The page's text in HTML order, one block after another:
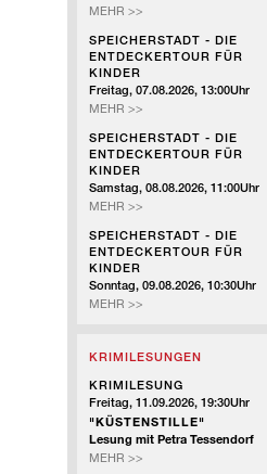
MEHR >>SPEICHERSTADT
DIE
ENTDECKERTOUR
FÜR
SPEICHERSTADT - DIE
ENTDECKERTOUR FÜR
KINDER
Freitag, 07.08.2026, 13:00Uhr
MEHR >>SPEICHERSTADT
DIE
ENTDECKERTOUR
FÜR
SPEICHERSTADT - DIE
ENTDECKERTOUR FÜR
KINDER
Samstag, 08.08.2026, 11:00Uhr
MEHR >>SPEICHERSTADT
DIE
ENTDECKERTOUR
FÜR
SPEICHERSTADT - DIE
ENTDECKERTOUR FÜR
KINDER
Sonntag, 09.08.2026, 10:30Uhr
MEHR >>SPEICHERSTADT
ENTDECKERTOUR
KINDER
KRIMILESUNGEN
KRIMILESUNG
Freitag, 11.09.2026, 19:30Uhr
"KÜSTENSTILLE"
Lesung mit Petra Tessendorf
MEHR >>KRIMILESUNG